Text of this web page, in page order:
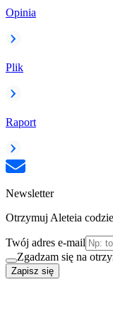
Opinia
Plik
Raport
Newsletter
Otrzymuj Aleteia
Twój adres e-mail
Zgadzam się na
Zapisz się